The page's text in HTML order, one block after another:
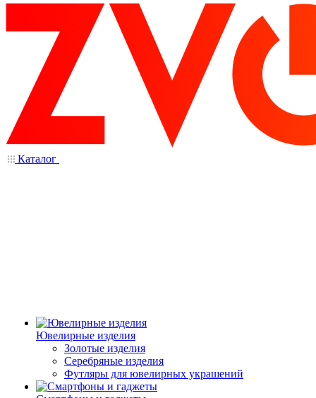
Каталог
Ювелирные изделия
Золотые изделия
Серебряные изделия
Футляры для ювелирных украшений